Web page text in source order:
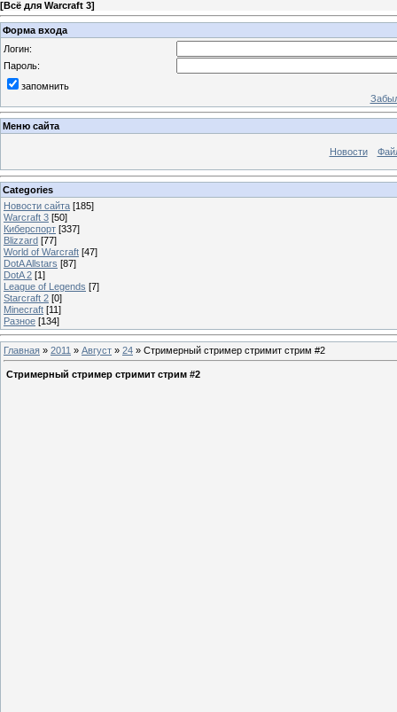
[Всё для Warcraft 3]
Форма входа
Логин:
Пароль:
запомнить
Меню сайта
Новости
Categories
Новости сайта [185]
Warcraft 3 [50]
Киберспорт [337]
Blizzard [77]
World of Warcraft [47]
DotA Allstars [87]
DotA 2 [1]
League of Legends [7]
Starcraft 2 [0]
Minecraft [11]
Разное [134]
Главная » 2011 » Август » 24 » Стримерный стример стримит стрим #2
Стримерный стример стримит стрим #2